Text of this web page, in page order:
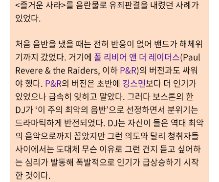
<즐거운 사라>를 음란물로 유죄판결을 내렸던 사례가
있었다.
처음 음반을 냈을 때는 전혀 반응이 없어 밴드가 해체위
기까지 갔었다. 거기에 폴 리비어 앤 더 레이더스(Paul
Revere & the Raiders, 이하P&R)의 버전과도 싸워
야 했다. P&R의 버전은 초반에 킹스멘보다 더 인기가
있었으나 급속히 잊히고 말았다. 그러다 보스톤의 한
DJ가‘이 주의 최악의 음반’으로 선정하면서 분위기는
드라마틱하게 반전되었다. DJ는 자신이 들은 역대 최악
의 음악으로까지 꼽았지만 그런 의도와 달리 청취자들
사이에서는 도대체 무슨 이유로 그런 건지 듣고 싶어하
는 심리가 발동해 폭발적으로 인기가 급상승하기 시작
한 것이다.